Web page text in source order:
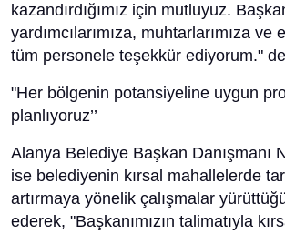
kazandırdığımız için mutluyuz.
yardımcılarımıza, muhtarlarımıza ve
tüm personele teşekkür ediyorum."
"Her bölgenin potansiyeline uygun
planlıyoruz’’
Alanya Belediye Başkan Danışmanı
ise belediyenin kırsal mahallelerde
artırmaya yönelik çalışmalar
ederek, "Başkanımızın talimatıyla